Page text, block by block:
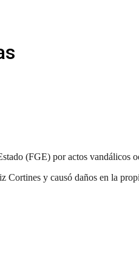
(FGE) por actos vandálicos
Cortines y causó daños en la